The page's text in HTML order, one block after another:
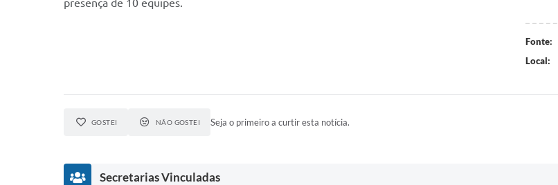
presença de 10 equipes.
Fonte:
Local:
GOSTEI NÃO GOSTEI Seja o primeiro a curtir esta notícia.
Secretarias Vinculadas